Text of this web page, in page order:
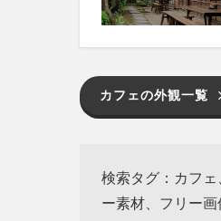
カフェの外観一覧
検索タグ：カフ
ー素材、フリー